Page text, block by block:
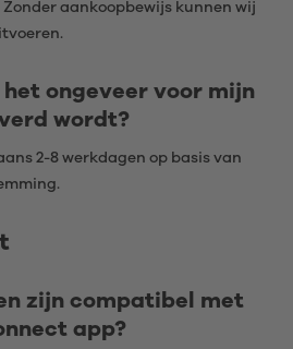
aankoopbewijs kunnen wij
het ongeveer voor mijn
wordt?
2-8 werkdagen op basis van
zijn compatibel met
app?